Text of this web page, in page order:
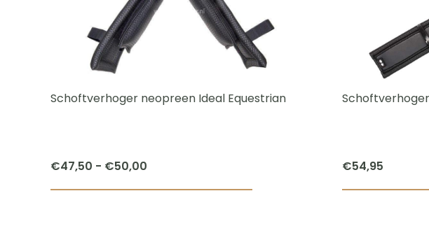
Schoftverhoger neopreen Ideal Equestrian
€47,50 - €50,00
€47,50
€54,95